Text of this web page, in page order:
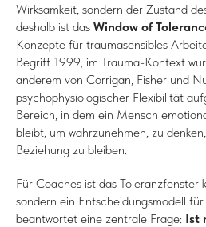
Wirksamkeit, sondern der Zustand
deshalb ist das Window of
Konzepte für traumasensibles
Begriff 1999; im Trauma-Kontext
anderem von Corrigan, Fisher und
psychophysiologischer Flexibilität
Bereich, in dem ein Mensch
bleibt, um wahrzunehmen, zu
Beziehung zu bleiben.
Für Coaches ist das Toleranzfenster
sondern ein Entscheidungsmodell für
beantwortet eine zentrale Frage: Ist